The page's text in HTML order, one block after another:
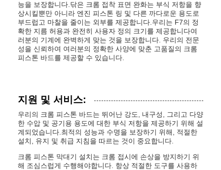
능을 보장합니다.닦은 크롬 접착 표면 완화는 부식 저항을 향
상시킬뿐만 아니라 엔진 피스톤 링 및 다른 까다로운 용도로
부드럽고 마찰을 줄이는 외부를 제공합니다.우리는 F7의 정
확한 지름 허용과 완전히 사용자 정의 크기를 제공합니다여
러분의 기계에 완벽하게 맞는 것을 보장합니다. 우리의 전문
성을 신뢰하여 여러분의 정확한 사양에 맞춘 고품질의 크롬
피스톤 바드를 제공할 수 있습니다.
지원 및 서비스:
우리의 크롬 피스톤 바드는 뛰어난 강도, 내구성, 그리고 다양
한 수압 및 공기용 용도에 대한 부식 저항을 제공하기 위해 설
계되었습니다.최적의 성능과 수명을 보장하기 위해, 적절한
설치, 유지 및 취급 지침을 따르는 것이 중요합니다.
크롬 피스톤 막대기 설치는 크롬 접시에 손상을 방지하기 위
해 조심스럽게 수행해야합니다. 항상 적절한 도구를 사용하